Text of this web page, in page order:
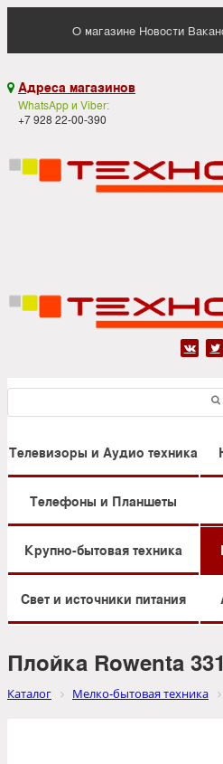
О магазине Новости
 Адреса магазинов
WhatsApp и Viber:
+7 928 22-00-390
 
Телевизоры и Аудио техника
Телефоны и Планшеты
Крупно-бытовая техника
Свет и источники питания
Плойка Rowenta
Каталог Мелко-бытовая техника